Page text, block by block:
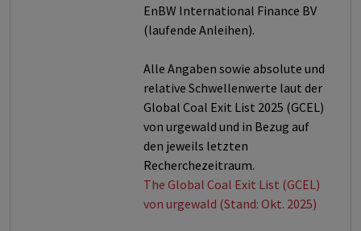
EnBW International Finance BV
(laufende Anleihen).
Alle Angaben sowie absolute und
relative Schwellenwerte laut der
Global Coal Exit List 2025 (GCEL)
von urgewald und in Bezug auf
den jeweils letzten
Recherchezeitraum.
The Global Coal Exit List (GCEL)
von urgewald (Stand: Okt. 2025)